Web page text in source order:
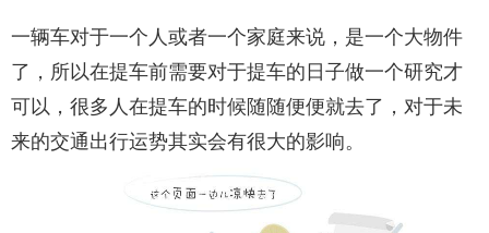
一辆车对于一个人或者一个家庭来说，是一个大物件
了，所以在提车前需要对于提车的日子做一个研究才
可以，很多人在提车的时候随随便便就去了，对于未
来的交通出行运势其实会有很大的影响。